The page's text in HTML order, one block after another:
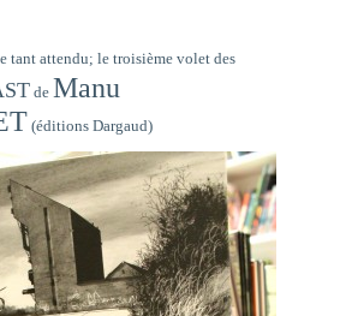
tant attendu; le troisième volet des
de Manu
(éditions Dargaud)